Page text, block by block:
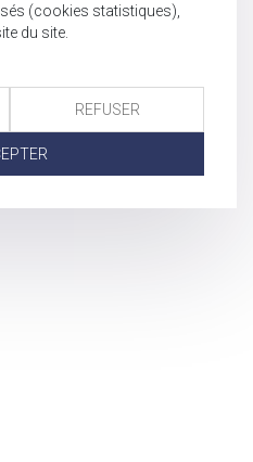
(cookies statistiques),
du site.
REFUSER